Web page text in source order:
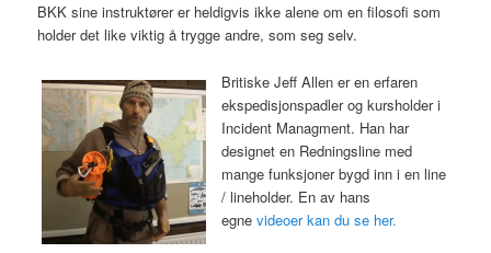
BKK sine instruktører er heldigvis ikke alene om en filosofi som
holder det like viktig å trygge andre, som seg selv.
Britiske Jeff Allen er en erfaren
ekspedisjonspadler og kursholder i
Incident Managment. Han har
designet en Redningsline med
mange funksjoner bygd inn i en line
/ lineholder. En av hans
egnevideoer kan du se her.